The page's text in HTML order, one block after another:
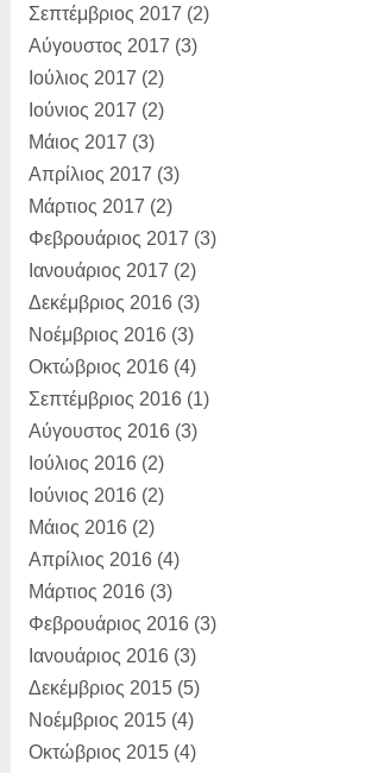
Σεπτέμβριος 2017 (2)
Αύγουστος 2017 (3)
Ιούλιος 2017 (2)
Ιούνιος 2017 (2)
Μάιος 2017 (3)
Απρίλιος 2017 (3)
Μάρτιος 2017 (2)
Φεβρουάριος 2017 (3)
Ιανουάριος 2017 (2)
Δεκέμβριος 2016(3)
Νοέμβριος 2016(3)
Οκτώβριος 2016(4)
Σεπτέμβριος 2016(1)
Αύγουστος 2016(3)
Ιούλιος 2016(2)
Ιούνιος 2016(2)
Μάιος 2016(2)
Απρίλιος 2016(4)
Μάρτιος 2016(3)
Φεβρουάριος 2016(3)
Ιανουάριος 2016(3)
Δεκέμβριος 2015(5)
Νοέμβριος 2015(4)
Οκτώβριος 2015(4)